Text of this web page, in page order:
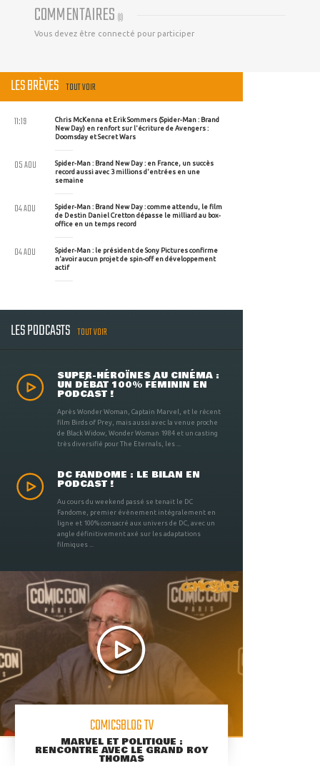
COMMENTAIRES (0)
Vous devez être connecté pour participer
LES BRÈVES TOUT VOIR
Chris McKenna et Erik Sommers (Spider-Man : Brand
New Day) en renfort sur l'écriture de Avengers :
Doomsday et Secret Wars
11:19
Spider-Man : Brand New Day : en France, un succès
record aussi avec 3 millions d'entrées en une
semaine
05 AOU
Spider-Man : Brand New Day : comme attendu, le film
de Destin Daniel Cretton dépasse le milliard au box-
office en un temps record
04 AOU
Spider-Man : le président de Sony Pictures confirme
n'avoir aucun projet de spin-off en développement
actif
04 AOU
LES PODCASTS TOUT VOIR
SUPER-HÉROÏNES AU CINÉMA :
UN DÉBAT 100% FÉMININ EN
PODCAST !
Après Wonder Woman, Captain Marvel, et le récent
film Birds of Prey, mais aussi avec la venue proche
de Black Widow, Wonder Woman 1984 et un casting
très diversifié pour The Eternals, les ...
DC FANDOME : LE BILAN EN
PODCAST !
Au cours du weekend passé se tenait le DC
Fandome, premier évènement intégralement en
ligne et 100% consacré aux univers de DC, avec un
angle définitivement axé sur les adaptations
filmiques ...
COMICSBLOG TV
MARVEL ET POLITIQUE :
RENCONTRE AVEC LE GRAND ROY
THOMAS